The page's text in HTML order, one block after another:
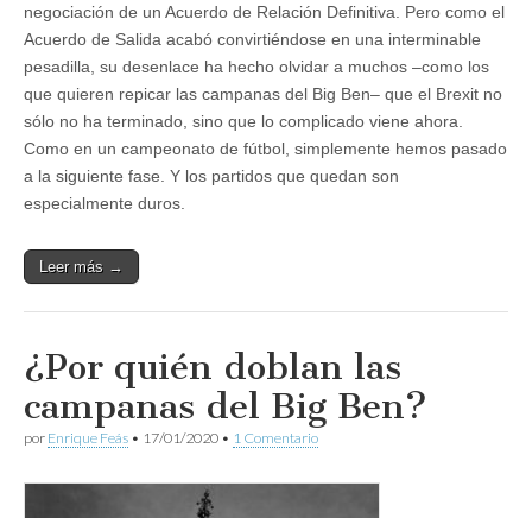
negociación de un Acuerdo de Relación Definitiva. Pero como el
Acuerdo de Salida acabó convirtiéndose en una interminable
pesadilla, su desenlace ha hecho olvidar a muchos –como los
que quieren repicar las campanas del Big Ben– que el Brexit no
sólo no ha terminado, sino que lo complicado viene ahora.
Como en un campeonato de fútbol, simplemente hemos pasado
a la siguiente fase. Y los partidos que quedan son
especialmente duros.
Leer más →
¿Por quién doblan las
campanas del Big Ben?
por Enrique Feás • 17/01/2020 • 1 Comentario